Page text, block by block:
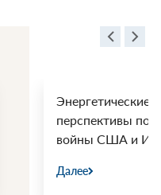
Энергетические
перспективы
войны США и
Далее